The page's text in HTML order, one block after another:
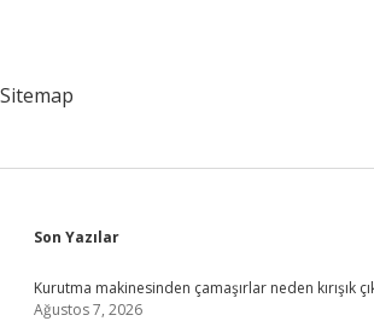
Sitemap
Sidebar
Son Yazılar
Kurutma makinesinden çamaşırlar neden kırışık
Ağustos 7, 2026